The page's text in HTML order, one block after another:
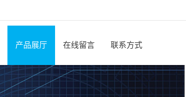
产品展厅 在线留言 联系方式